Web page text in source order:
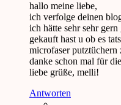
hallo meine liebe,
ich verfolge deinen
ich hätte sehr sehr
gekauft hast u ob es
microfaser putztüchern
danke schon mal für
liebe grüße, melli!
Antworten